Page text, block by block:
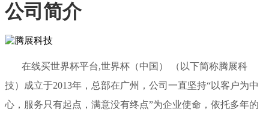
公司简介
在线买世界杯平台,世界杯（中国） （以下简称腾展科
技）成立于2013年，总部在广州，公司一直坚持“以客户为中
心，服务只有起点，满意没有终点”为企业使命，依托多年的